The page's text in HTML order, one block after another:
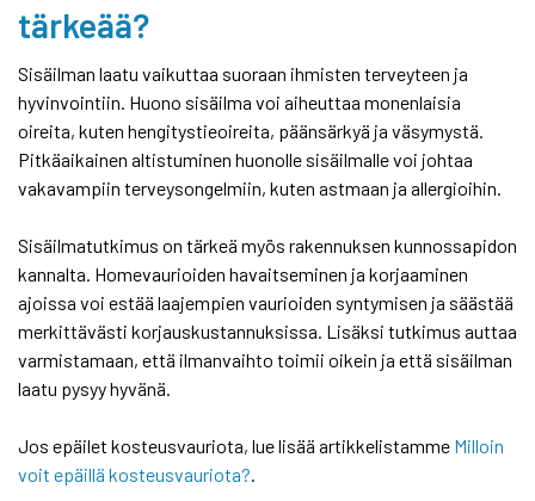
tärkeää?
Sisäilman laatu vaikuttaa suoraan ihmisten terveyteen ja
hyvinvointiin. Huono sisäilma voi aiheuttaa monenlaisia
oireita, kuten hengitystieoireita, päänsärkyä ja väsymystä.
Pitkäaikainen altistuminen huonolle sisäilmalle voi johtaa
vakavampiin terveysongelmiin, kuten astmaan ja allergioihin.
Sisäilmatutkimus on tärkeä myös rakennuksen kunnossapidon
kannalta. Homevaurioiden havaitseminen ja korjaaminen
ajoissa voi estää laajempien vaurioiden syntymisen ja säästää
merkittävästi korjauskustannuksissa. Lisäksi tutkimus auttaa
varmistamaan, että ilmanvaihto toimii oikein ja että sisäilman
laatu pysyy hyvänä.
Jos epäilet kosteusvauriota, lue lisää artikkelistamme Milloin
voit epäillä kosteusvauriota?.